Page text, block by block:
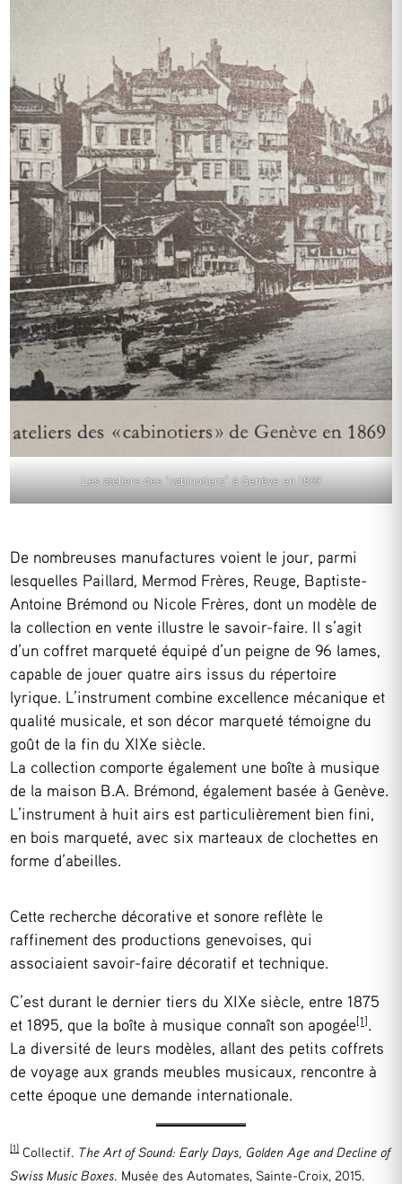
Les ateliers des “cabinotiers” à Genève en 1869
De nombreuses manufactures voient le jour, parmi
lesquelles Paillard, Mermod Frères, Reuge, Baptiste-
Antoine Brémond ou Nicole Frères, dont un modèle de
la collection en vente illustre le savoir-faire. Il s’agit
d’un coffret marqueté équipé d’un peigne de 96 lames,
capable de jouer quatre airs issus du répertoire
lyrique. L’instrument combine excellence mécanique et
qualité musicale, et son décor marqueté témoigne du
goût de la fin du XIXe siècle.
La collection comporte également une boîte à musique
de la maison B.A. Brémond, également basée à Genève.
L’instrument à huit airs est particulièrement bien fini,
en bois marqueté, avec six marteaux de clochettes en
forme d’abeilles.
Cette recherche décorative et sonore reflète le
raffinement des productions genevoises, qui
associaient savoir-faire décoratif et technique.
C’est durant le dernier tiers du XIXe siècle, entre 1875
et 1895, que la boîte à musique connaît son apogée[1].
La diversité de leurs modèles, allant des petits coffrets
de voyage aux grands meubles musicaux, rencontre à
cette époque une demande internationale.
[1]Collectif. The Art of Sound: Early Days, Golden Age and Decline of
Swiss Music Boxes. Musée des Automates, Sainte-Croix, 2015.